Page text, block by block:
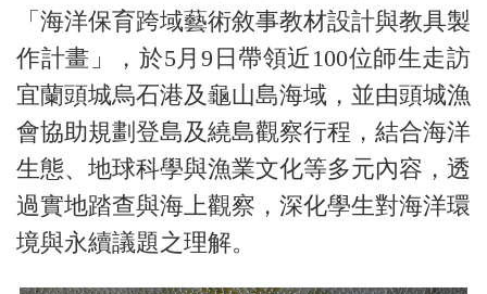
「海洋保育跨域藝術敘事教材設計與教具製
作計畫」，於5月9日帶領近100位師生走訪
宜蘭頭城烏石港及龜山島海域，並由頭城漁
會協助規劃登島及繞島觀察行程，結合海洋
生態、地球科學與漁業文化等多元內容，透
過實地踏查與海上觀察，深化學生對海洋環
境與永續議題之理解。